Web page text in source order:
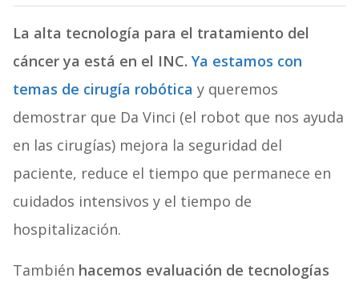
La alta tecnología para el tratamiento del
cáncer ya está en el INC. Ya estamos con
temas de cirugía robótica y queremos
demostrar que Da Vinci (el robot que nos ayuda
en las cirugías) mejora la seguridad del
paciente, reduce el tiempo que permanece en
cuidados intensivos y el tiempo de
hospitalización.
También hacemos evaluación de tecnologías